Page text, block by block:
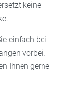
keine
einfach bei
vorbei.
Ihnen gerne